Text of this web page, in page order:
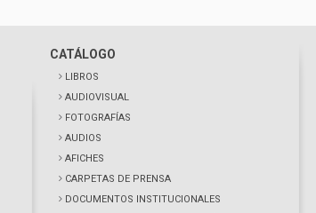
CATÁLOGO
LIBROS
AUDIOVISUAL
FOTOGRAFÍAS
AUDIOS
AFICHES
CARPETAS DE PRENSA
DOCUMENTOS INSTITUCIONALES